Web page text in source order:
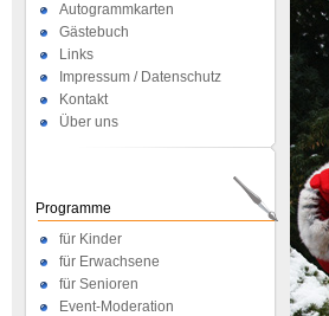
Autogrammkarten
Gästebuch
Links
Impressum / Datenschutz
Kontakt
Über uns
Programme
für Kinder
für Erwachsene
für Senioren
Event-Moderation